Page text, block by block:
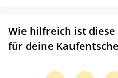
Wie hilfreich ist diese
für deine